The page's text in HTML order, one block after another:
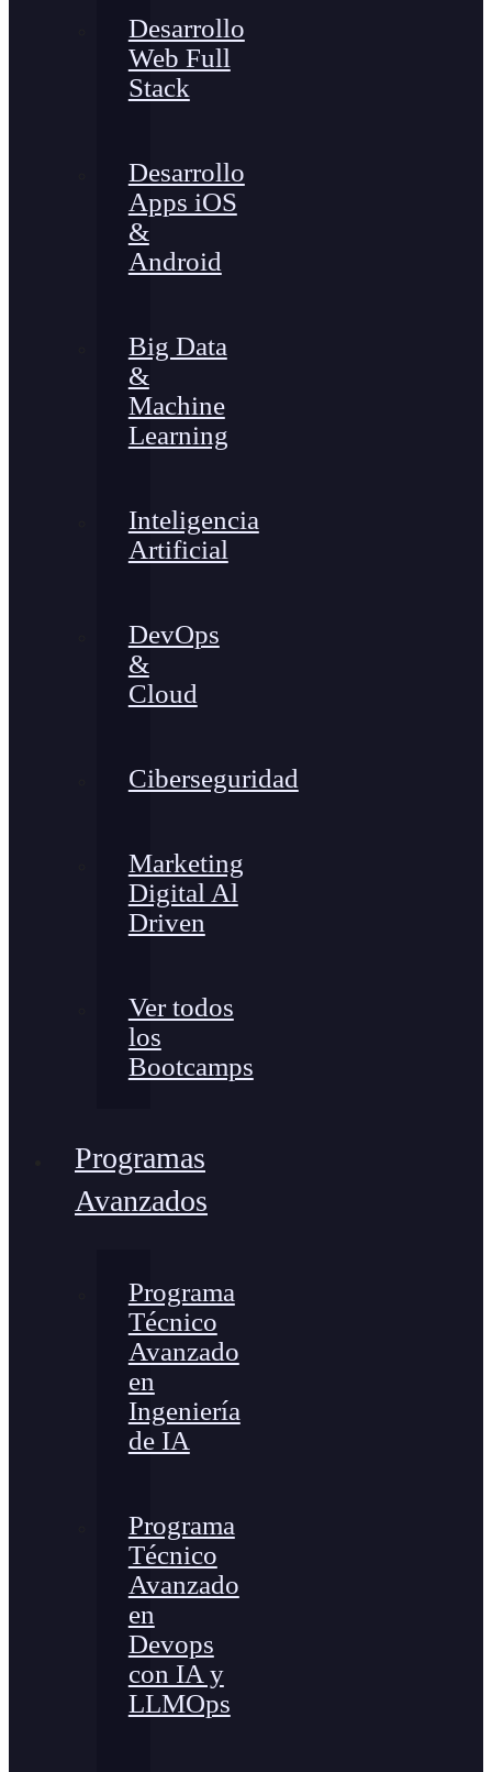
Desarrollo
Web Full
Stack
Desarrollo
Apps iOS
&
Android
Big Data
&
Machine
Learning
Inteligencia
Artificial
DevOps
&
Cloud
Ciberseguridad
Marketing
Digital Al
Driven
Ver todos
los
Bootcamps
Programas
Avanzados
Programa
Técnico
Avanzado
en
Ingeniería
de IA
Programa
Técnico
Avanzado
en
Devops
con IA y
LLMOps